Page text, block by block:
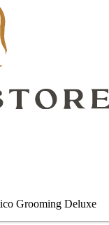
Grooming Deluxe